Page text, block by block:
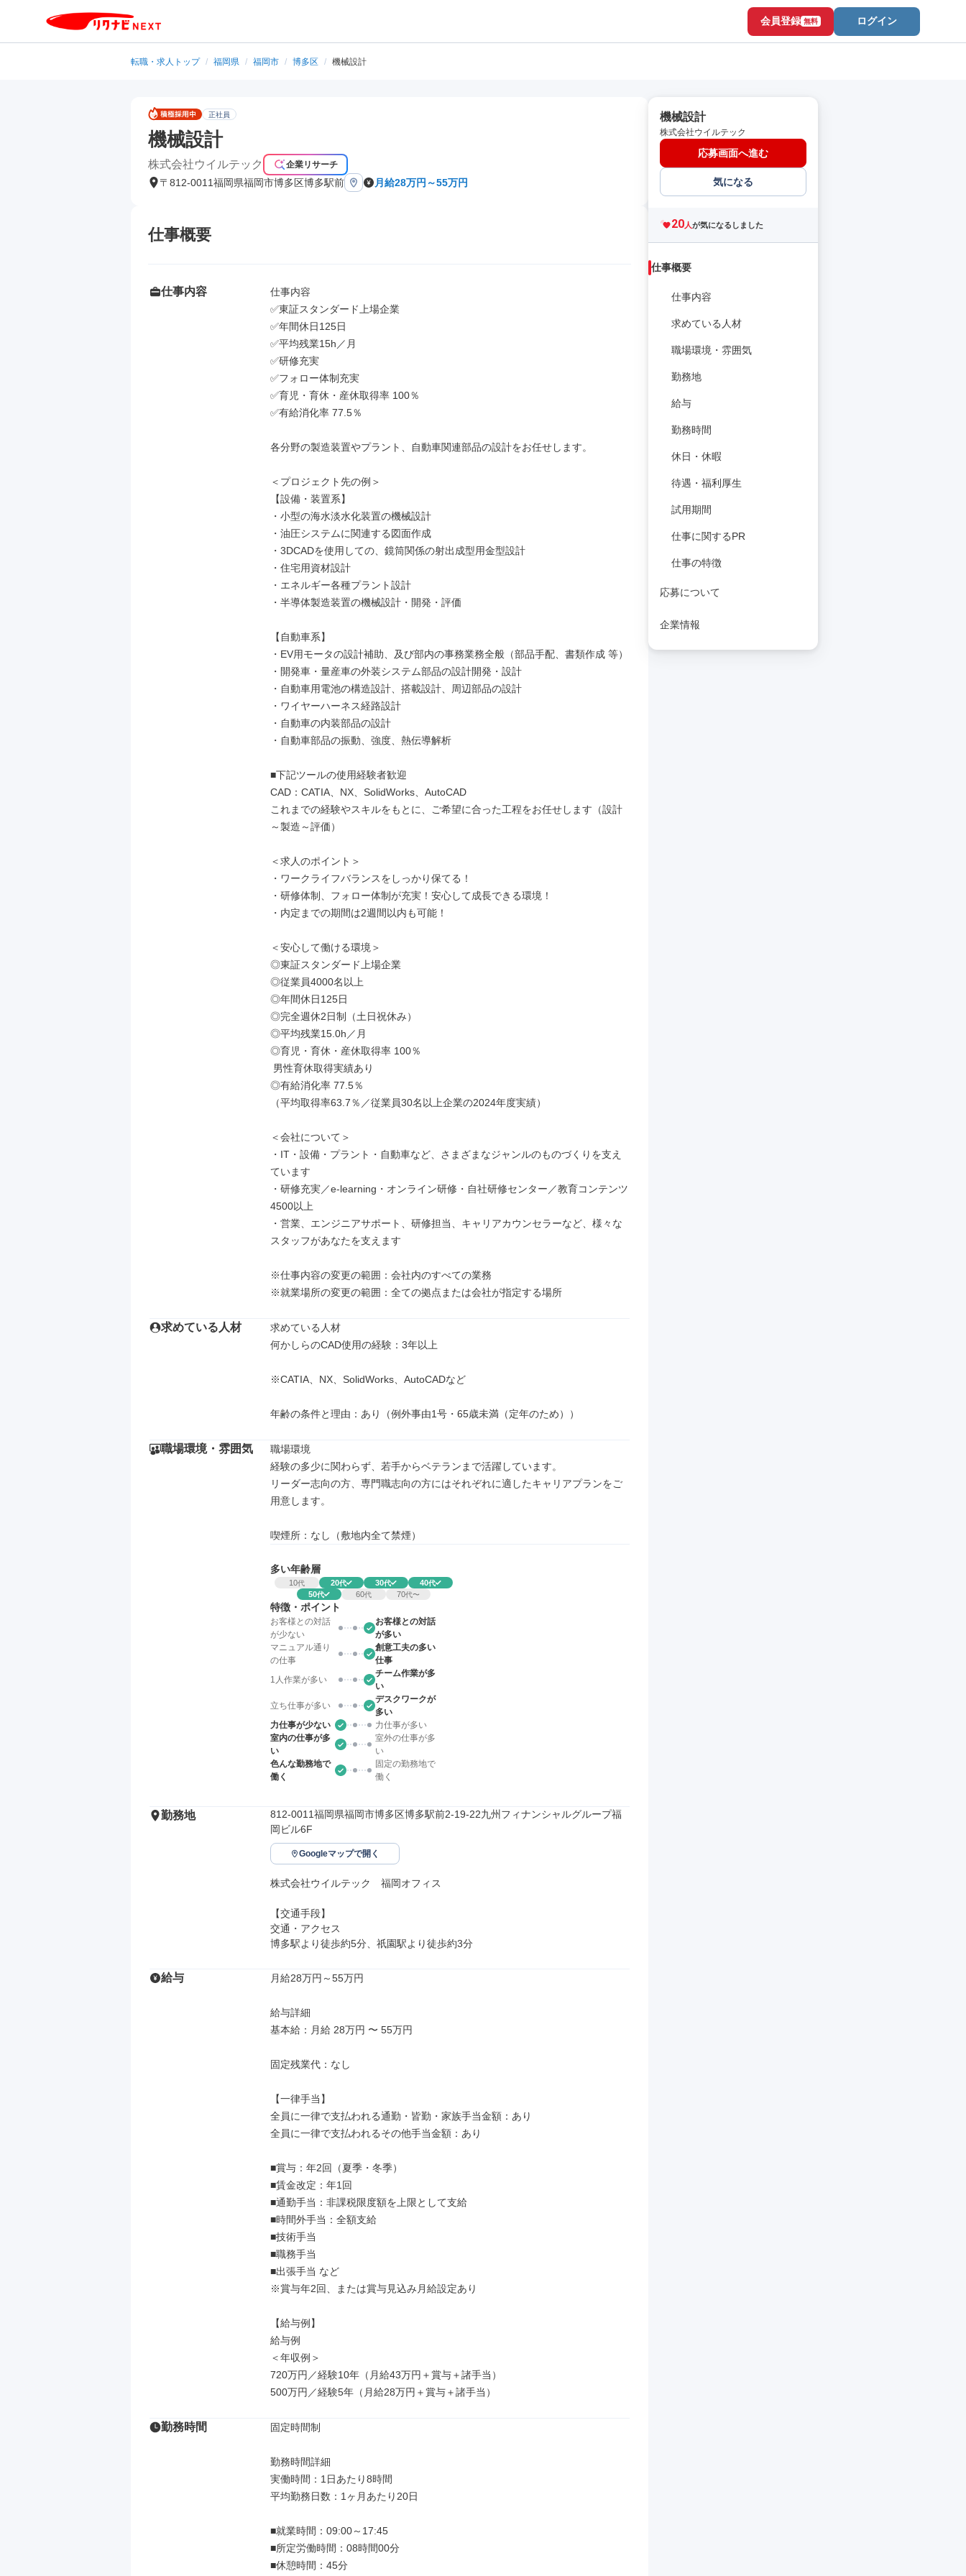
会員登録 無料 ログイン
転職・求人トップ / 福岡県 / 福岡市 / 博多区 / 機械設計
正社員
機械設計
株式会社ウイルテック 企業リサーチ
〒812-0011福岡県福岡市博多区博多駅前 月給28万円～55万円
仕事概要
仕事内容
仕事内容
✅東証スタンダード上場企業
✅年間休日125日
✅平均残業15h／月
✅研修充実
✅フォロー体制充実
✅育児・育休・産休取得率 100％
✅有給消化率 77.5％
各分野の製造装置やプラント、自動車関連部品の設計をお任せします。
＜プロジェクト先の例＞
【設備・装置系】
・小型の海水淡水化装置の機械設計
・油圧システムに関連する図面作成
・3DCADを使用しての、鏡筒関係の射出成型用金型設計
・住宅用資材設計
・エネルギー各種プラント設計
・半導体製造装置の機械設計・開発・評価
【自動車系】
・EV用モータの設計補助、及び部内の事務業務全般（部品手配、書類作成 等）
・開発車・量産車の外装システム部品の設計開発・設計
・自動車用電池の構造設計、搭載設計、周辺部品の設計
・ワイヤーハーネス経路設計
・自動車の内装部品の設計
・自動車部品の振動、強度、熱伝導解析
■下記ツールの使用経験者歓迎
CAD：CATIA、NX、SolidWorks、AutoCAD
これまでの経験やスキルをもとに、ご希望に合った工程をお任せします（設計
～製造～評価）
＜求人のポイント＞
・ワークライフバランスをしっかり保てる！
・研修体制、フォロー体制が充実！安心して成長できる環境！
・内定までの期間は2週間以内も可能！
＜安心して働ける環境＞
◎東証スタンダード上場企業
◎従業員4000名以上
◎年間休日125日
◎完全週休2日制（土日祝休み）
◎平均残業15.0h／月
◎育児・育休・産休取得率 100％
◎有給消化率 77.5％
（平均取得率63.7％／従業員30名以上企業の2024年度実績）
＜会社について＞
・IT・設備・プラント・自動車など、さまざまなジャンルのものづくりを支え
ています
・研修充実／e-learning・オンライン研修・自社研修センター／教育コンテンツ
4500以上
・営業、エンジニアサポート、研修担当、キャリアカウンセラーなど、様々な
スタッフがあなたを支えます
※仕事内容の変更の範囲：会社内のすべての業務
※就業場所の変更の範囲：全ての拠点または会社が指定する場所
求めている人材
求めている人材
何かしらのCAD使用の経験：3年以上
※CATIA、NX、SolidWorks、AutoCADなど
年齢の条件と理由：あり（例外事由1号・65歳未満（定年のため））
職場環境・雰囲気
職場環境
経験の多少に関わらず、若手からベテランまで活躍しています。
リーダー志向の方、専門職志向の方にはそれぞれに適したキャリアプランをご
用意します。
喫煙所：なし（敷地内全て禁煙）
多い年齢層
10代 20代 30代 40代
50代 60代 70代〜
特徴・ポイント
お客様との対話
が少ない
お客様との対話
が多い
マニュアル通り
の仕事
創意工夫の多い
仕事
1人作業が多い
チーム作業が多
い
立ち仕事が多い
デスクワークが
多い
力仕事が少ない
力仕事が多い
室内の仕事が多
い
室外の仕事が多
い
色んな勤務地で
働く
固定の勤務地で
働く
勤務地
812-0011福岡県福岡市博多区博多駅前2-19-22九州フィナンシャルグループ福
岡ビル6F
Googleマップで開く
株式会社ウイルテック　福岡オフィス
【交通手段】
交通・アクセス
博多駅より徒歩約5分、祇園駅より徒歩約3分
給与 月給28万円～55万円
給与詳細
基本給：月給 28万円 〜 55万円
固定残業代：なし
【一律手当】
全員に一律で支払われる通勤・皆勤・家族手当金額：あり
全員に一律で支払われるその他手当金額：あり
■賞与：年2回（夏季・冬季）
■賃金改定：年1回
■通勤手当：非課税限度額を上限として支給
■時間外手当：全額支給
■技術手当
■職務手当
■出張手当 など
※賞与年2回、または賞与見込み月給設定あり
【給与例】
給与例
＜年収例＞
720万円／経験10年（月給43万円＋賞与＋諸手当）
500万円／経験5年（月給28万円＋賞与＋諸手当）
勤務時間 固定時間制
勤務時間詳細
実働時間：1日あたり8時間
平均勤務日数：1ヶ月あたり20日
■就業時間：09:00～17:45
■所定労働時間：08時間00分
■休憩時間：45分
機械設計
株式会社ウイルテック
応募画面へ進む
気になる
20人が気になるしました
仕事概要
仕事内容
求めている人材
職場環境・雰囲気
勤務地
給与
勤務時間
休日・休暇
待遇・福利厚生
試用期間
仕事に関するPR
仕事の特徴
応募について
企業情報